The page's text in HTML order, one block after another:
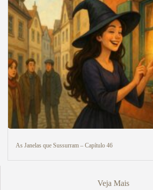
As Janelas que Sussurram – Capítulo 46
Veja Mais